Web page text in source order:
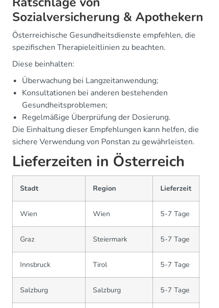
Sozialversicherung & Apothekern
Österreichische Gesundheitsdienste empfehlen, die
spezifischen Therapieleitlinien zu beachten.
Diese beinhalten:
Überwachung bei Langzeitanwendung;
Konsultationen bei anderen bestehenden
Gesundheitsproblemen;
Regelmäßige Überprüfung der Dosierung.
Die Einhaltung dieser Empfehlungen kann helfen, die
sichere Verwendung von Ponstan zu gewährleisten.
Lieferzeiten in Österreich
Stadt Region Lieferzeit
Wien Wien 5-7 Tage
Graz Steiermark 5-7 Tage
Innsbruck Tirol 5-7 Tage
Salzburg Salzburg 5-7 Tage